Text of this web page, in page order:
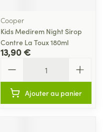
Cooper
Kids Medirem Night Sirop
Contre La Toux 180ml
13,90 €
Ajouter au panier